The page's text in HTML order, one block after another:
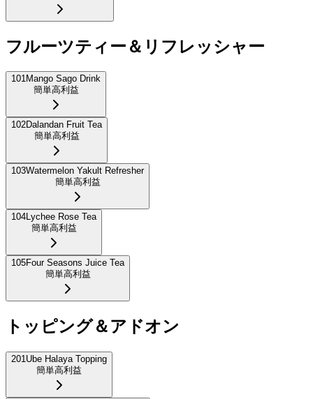
フルーツティー＆リフレッシャー
101Mango Sago Drink
簡単高利益
102Dalandan Fruit Tea
簡単高利益
103Watermelon Yakult Refresher
簡単高利益
104Lychee Rose Tea
簡単高利益
105Four Seasons Juice Tea
簡単高利益
トッピング＆アドオン
201Ube Halaya Topping
簡単高利益